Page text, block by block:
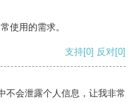
使用的需求。
支持[0] 反对[0]
不会泄露个人信息，让我非常